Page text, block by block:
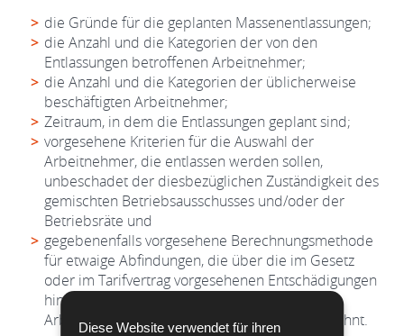
Diese Website verwendet für ihren
die Gründe für die geplanten Massenentlassungen;
die Anzahl und die Kategorien der von den
Entlassungen betroffenen Arbeitnehmer;
die Anzahl und die Kategorien der üblicherweise
beschäftigten Arbeitnehmer;
Zeitraum, in dem die Entlassungen geplant sind;
vorgesehene Kriterien für die Auswahl der
Arbeitnehmer, die entlassen werden sollen,
unbeschadet der diesbezüglichen Zuständigkeit des
gemischten Betriebsausschusses und/oder der
Betriebsräte und
gegebenenfalls vorgesehene Berechnungsmethode
für etwaige Abfindungen, die über die im Gesetz
oder im Tarifvertrag vorgesehenen Entschädigungen
hinausgehen, bzw. die Gründe, warum der
Arbeitgeber die Zahlung von Abfindungen ablehnt.